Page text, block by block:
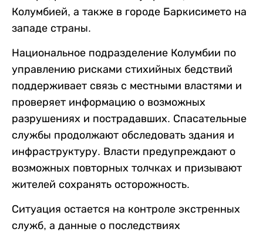
Колумбией, а также в городе Баркисимето на
западе страны.
Национальное подразделение Колумбии по
управлению рисками стихийных бедствий
поддерживает связь с местными властями и
проверяет информацию о возможных
разрушениях и пострадавших. Спасательные
службы продолжают обследовать здания и
инфраструктуру. Власти предупреждают о
возможных повторных толчках и призывают
жителей сохранять осторожность.
Ситуация остается на контроле экстренных
служб, а данные о последствиях